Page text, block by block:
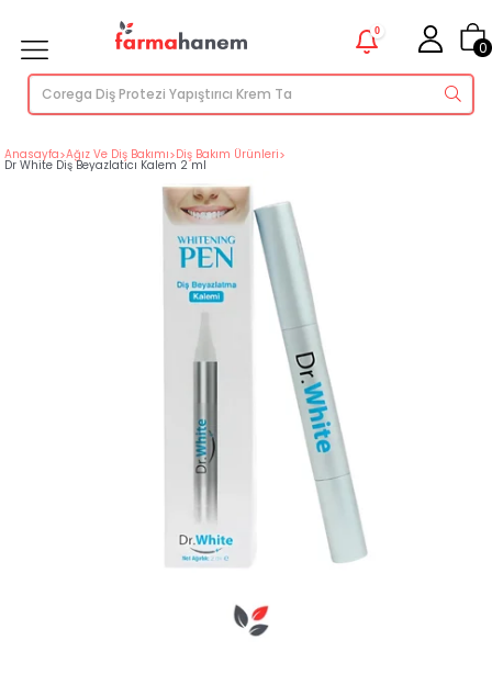
0
0
Anasayfa>Ağız Ve Diş Bakımı>Diş Bakım Ürünleri>
Dr White Diş Beyazlatıcı Kalem 2 ml